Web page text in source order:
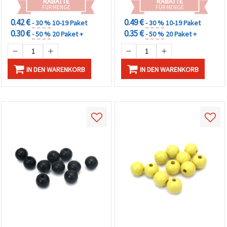
Bastelprojekte
FÜR MENGE
0.42 €- 30 %10-19 Paket
0.30 €- 50 % 20 Paket +
IN DEN WARENKORB
FÜR MENGE
0.49 €- 30 %10-19 Paket
0.35 €- 50 % 20 Paket +
IN DEN WARENKORB